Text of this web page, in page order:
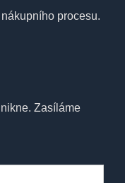
procesu.
Zasíláme